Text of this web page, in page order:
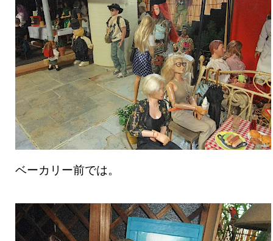
ベーカリー前では。